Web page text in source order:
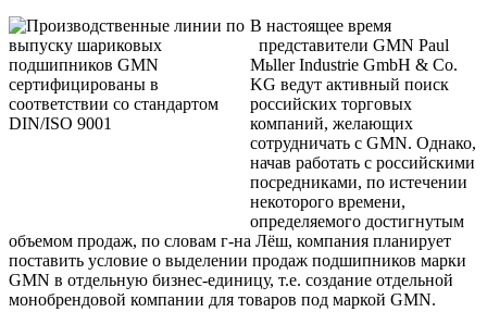
В настоящее время
представители GMN Paul
Mьller Industrie GmbH & Co.
KG ведут активный поиск
российских торговых
компаний, желающих
сотрудничать с GMN. Однако,
начав работать с российскими
посредниками, по истечении
некоторого времени,
определяемого достигнутым
объемом продаж, по словам г-на Лёш, компания планирует
поставить условие о выделении продаж подшипников марки
GMN в отдельную бизнес-единицу, т.е. создание отдельной
монобрендовой компании для товаров под маркой GMN.